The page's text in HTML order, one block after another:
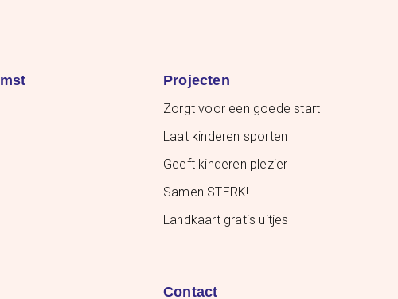
Projecten
Zorgt voor een goede start
Laat kinderen sporten
Geeft kinderen plezier
Samen STERK!
Landkaart gratis uitjes
Contact